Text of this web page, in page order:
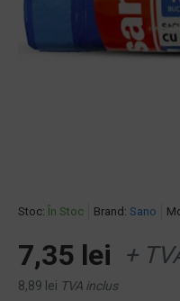
Stoc: În Stoc Brand: Sano
7,35 lei +
8,89 lei TVA inclus